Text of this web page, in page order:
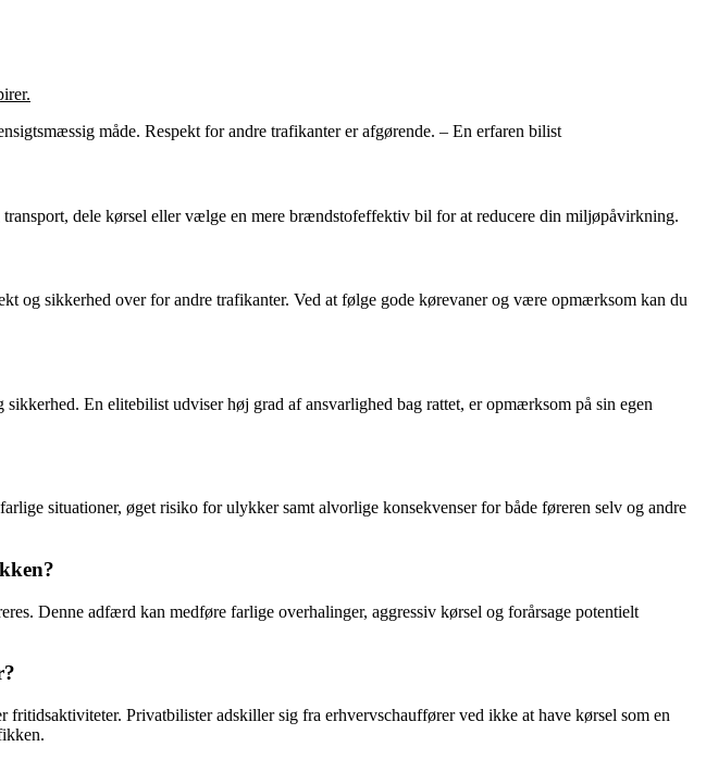
måde. Respekt for andre trafikanter er afgørende. – En erfaren bilist
dele kørsel eller vælge en mere brændstofeffektiv bil for at reducere din miljøpåvirkning.
og sikkerhed over for andre trafikanter. Ved at følge gode kørevaner og være opmærksom kan du
En elitebilist udviser høj grad af ansvarlighed bag rattet, er opmærksom på sin egen
situationer, øget risiko for ulykker samt alvorlige konsekvenser for både føreren selv og andre
Denne adfærd kan medføre farlige overhalinger, aggressiv kørsel og forårsage potentielt
Privatbilister adskiller sig fra erhvervschauffører ved ikke at have kørsel som en